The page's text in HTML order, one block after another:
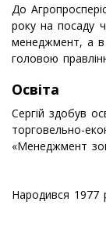
До
року на посаду
менеджмент, а в
головою
Освіта
Сергій здобув
торговельно-
«Менеджмент
Народився 1977